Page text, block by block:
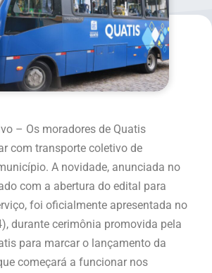
– Os moradores de Quatis
com transporte coletivo de
A novidade, anunciada no
com a abertura do edital para
foi oficialmente apresentada no
durante cerimônia promovida pela
para marcar o lançamento da
começará a funcionar nos